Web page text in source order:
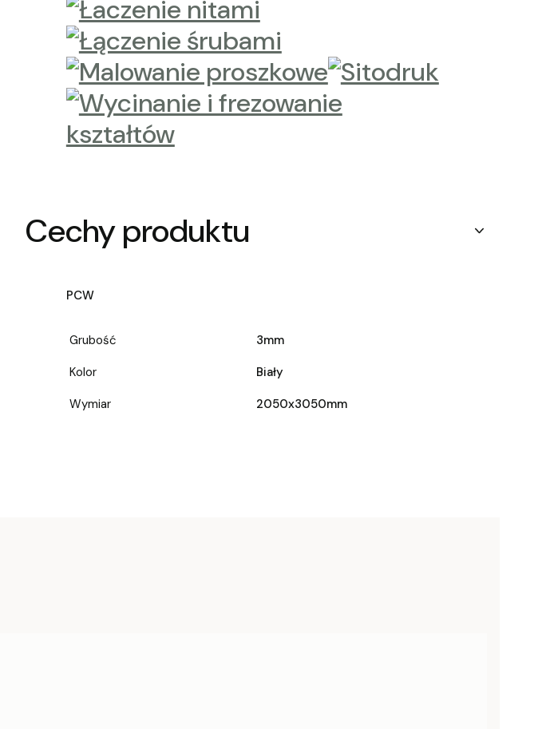
Cechy produktu
PCW
Grubość
3mm
Kolor
Biały
Wymiar
2050x3050mm